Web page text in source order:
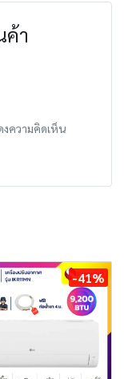
ค้า
ความคิดเห็น
-41%